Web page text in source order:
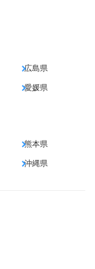
広島県
愛媛県
熊本県
沖縄県